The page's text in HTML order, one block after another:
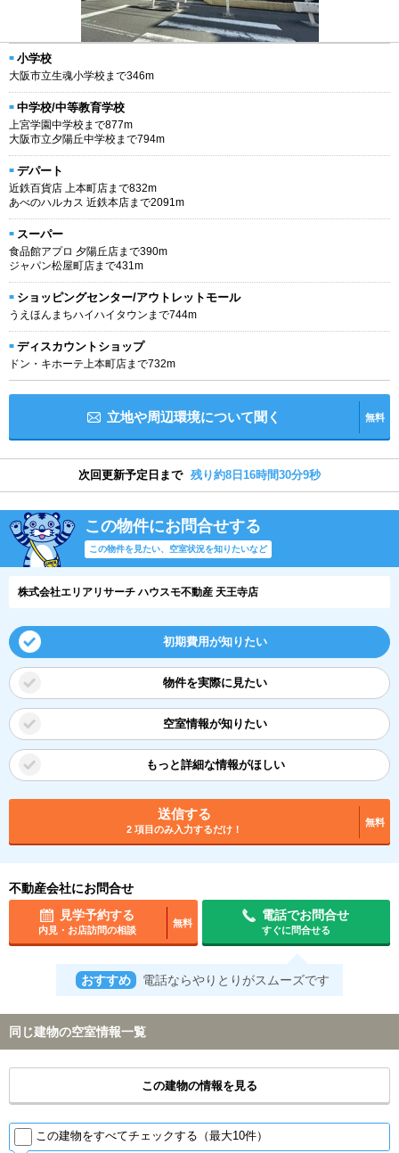
小学校
大阪市立生魂小学校まで346m
中学校/中等教育学校
上宮学園中学校まで877m
大阪市立夕陽丘中学校まで794m
デパート
近鉄百貨店 上本町店まで832m
あべのハルカス 近鉄本店まで2091m
スーパー
食品館アプロ 夕陽丘店まで390m
ジャパン松屋町店まで431m
ショッピングセンター/アウトレットモール
うえほんまちハイハイタウンまで744m
ディスカウントショップ
ドン・キホーテ上本町店まで732m
立地や周辺環境について聞く 無料
次回更新予定日まで 残り約8日16時間30分8秒
この物件にお問合せする
この物件を見たい、空室状況を知りたいなど
株式会社エリアリサーチ ハウスモ不動産 天王寺店
初期費用が知りたい
物件を実際に見たい
空室情報が知りたい
もっと詳細な情報がほしい
送信する
2 項目のみ入力するだけ！
無料
不動産会社にお問合せ
見学予約する
内見・お店訪問の相談
無料
電話でお問合せ
すぐに問合せる
おすすめ 電話ならやりとりがスムーズです
同じ建物の空室情報一覧
この建物の情報を見る
この建物をすべてチェックする（最大10件）